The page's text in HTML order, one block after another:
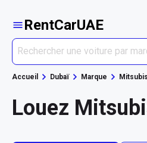
RentCarUAE
Accueil Dubaï Marque
Louez